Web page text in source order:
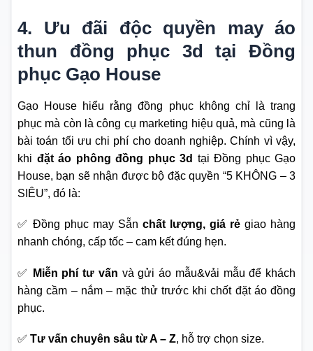
4. Ưu đãi độc quyền may áo
thun đồng phục 3d tại Đồng
phục Gạo House
Gạo House hiểu rằng đồng phục không chỉ là trang
phục mà còn là công cụ marketing hiệu quả, mà cũng là
bài toán tối ưu chi phí cho doanh nghiệp. Chính vì vậy,
khi đặt áo phông đồng phục 3d tại Đồng phục Gạo
House, bạn sẽ nhận được bộ đặc quyền “5 KHÔNG – 3
SIÊU”, đó là:
✅ Đồng phục may Sẵn chất lượng, giá rẻ giao hàng
nhanh chóng, cấp tốc – cam kết đúng hẹn.
✅ Miễn phí tư vấn và gửi áo mẫu&vải mẫu để khách
hàng cầm – nắm – mặc thử trước khi chốt đặt áo đồng
phục.
✅ Tư vấn chuyên sâu từ A – Z, hỗ trợ chọn size.